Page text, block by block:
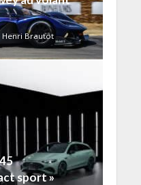
Henri Brautot
sport »